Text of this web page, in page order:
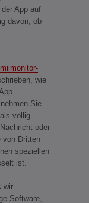
App auf
davon, ob
wie
Sie
völlig
oder
von Dritten
speziellen
ist.
wir
Software,